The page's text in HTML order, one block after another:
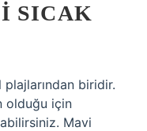
SICAK
plajlarından biridir.
olduğu için
Mavi